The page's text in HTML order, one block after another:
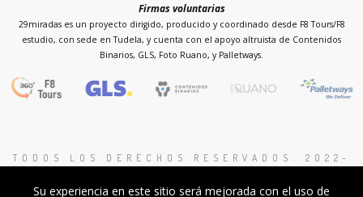
Firmas voluntarias
29miradas es un proyecto dirigido, producido y coordinado desde F8 Tours/F8
estudio, con sede en Tudela, y cuenta con el apoyo altruista de Contenidos
Binarios, GLS, Foto Ruano, y Palletways.
TODOS LOS DERECHOS RESERVADOS. 2022-
Proyecto sin ánimo de lucro
Su experiencia en este sitio será mejorada con el uso de